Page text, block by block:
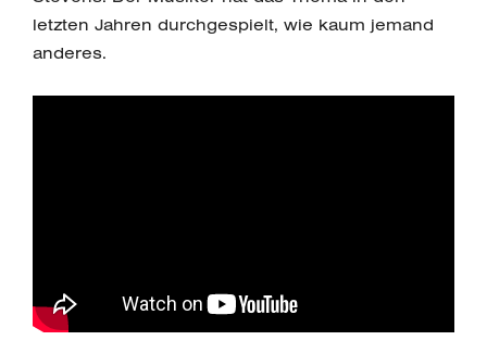
letzten Jahren durchgespielt, wie kaum jemand
anderes.